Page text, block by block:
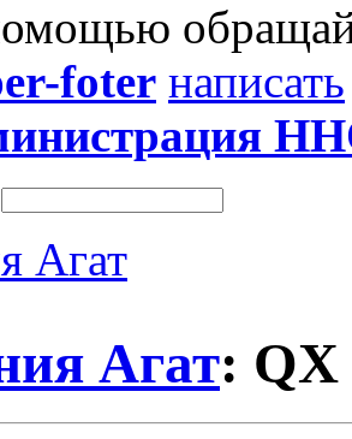
foter написать
Агат
Агат: QX